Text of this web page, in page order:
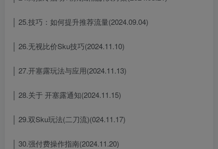
│ 25.技巧：如何提升推荐流量(2024.09.04)
│ 26.无视比价Sku技巧(2024.11.10)
│ 27.开塞露玩法与应用(2024.11.13)
│ 28.关于 开塞露通知(2024.11.15)
│ 29.双Sku玩法(二刀流)(024.11.17)
│ 30.强付费操作指南(2024.11.20)